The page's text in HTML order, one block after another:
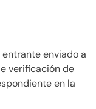
enviado a
verificación de
en la